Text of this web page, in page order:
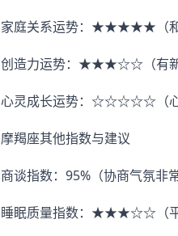
家庭关系运势：★★★★★（和
创造力运势：★★★☆☆（有新
心灵成长运势：☆☆☆☆☆（心
摩羯座其他指数与建议
商谈指数：95%（协商气氛非常
睡眠质量指数：★★★☆☆（平